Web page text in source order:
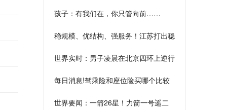
孩子：有我们在，你只管向前……
稳规模、优结构、强服务！江苏打出稳
世界实时：男子凌晨在北京四环上逆行
——
每日消息!驾乘险和座位险买哪个比较
世界要闻：一箭26星！力箭一号遥二